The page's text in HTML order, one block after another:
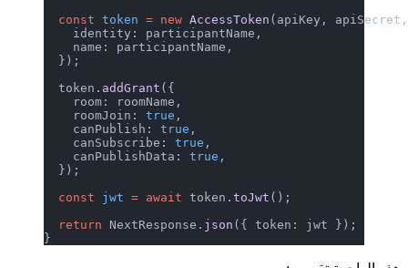
  const
token = new AccessToken (apiKey,
    identity: participantName,
    name: participantName,
  });
  token.
addGrant ({
    room: roomName,
    roomJoin:
true
    canPublish:
true
    canSubscribe:
true
    canPublishData:
true
  });
  const
jwt = await token.toJwt ();
  return
NextResponse. json ({ token: jwt });